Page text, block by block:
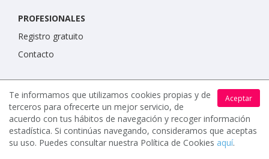
PROFESIONALES
Registro gratuito
Contacto
IMPORTANTE
Condiciones de uso
Política de protección de datos
Política de cookies
Aceptar
Te informamos que utilizamos cookies propias y de
terceros para ofrecerte un mejor servicio, de
acuerdo con tus hábitos de navegación y recoger información
estadística. Si continúas navegando, consideramos que aceptas
su uso. Puedes consultar nuestra Política de Cookies aquí.